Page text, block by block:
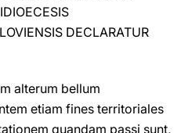
DECLARATUR
alterum bellum
etiam fines territoriales
quandam passi sunt,